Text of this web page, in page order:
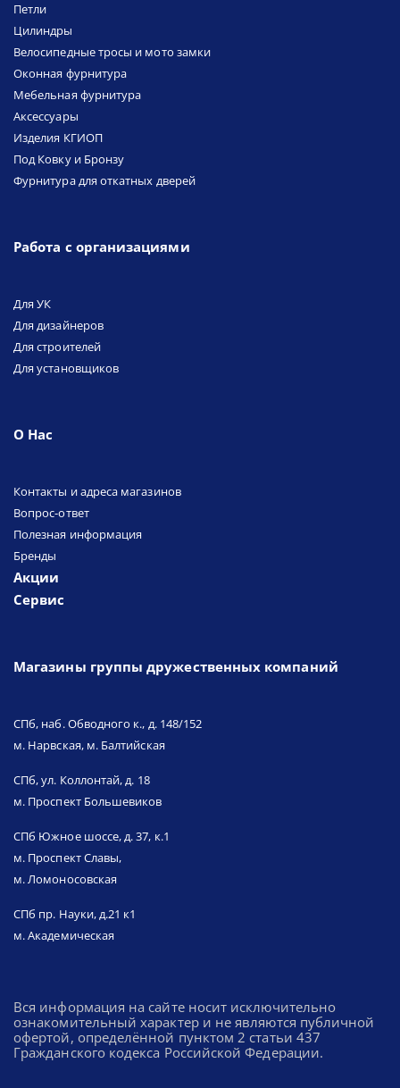
Петли
Цилиндры
Велосипедные тросы и мото замки
Оконная фурнитура
Мебельная фурнитура
Аксессуары
Изделия КГИОП
Под Ковку и Бронзу
Фурнитура для откатных дверей
Работа с организациями
Для УК
Для дизайнеров
Для строителей
Для установщиков
О Нас
Контакты и адреса магазинов
Вопрос-ответ
Полезная информация
Бренды
Акции
Сервис
Магазины группы дружественных компаний
СПб, наб. Обводного к., д. 148/152
м. Нарвская, м. Балтийская
СПб, ул. Коллонтай, д. 18
м. Проспект Большевиков
СПб Южное шоссе, д. 37, к.1
м. Проспект Славы,
м. Ломоносовская
СПб пр. Науки, д.21 к1
м. Академическая
Вся информация на сайте носит исключительно
ознакомительный характер и не являются публичной
офертой, определённой пунктом 2 статьи 437
Гражданского кодекса Российской Федерации.